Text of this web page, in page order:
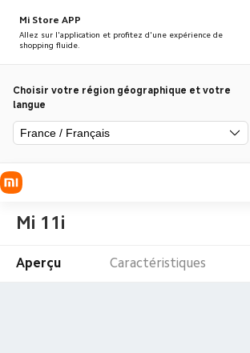
Mi Store APP
Allez sur l'application et profitez d'une expérience de
shopping fluide.
Choisir votre région géographique et votre
langue
France / Français
Mi 11i
Aperçu Caractéristiques